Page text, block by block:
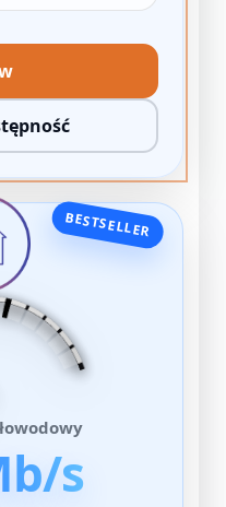
BESTSELLER
s